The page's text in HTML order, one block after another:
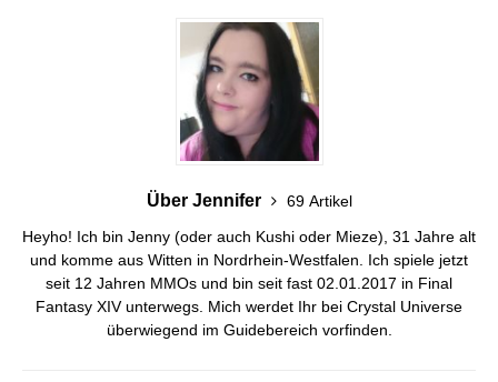
Über Jennifer
69 Artikel
Heyho! Ich bin Jenny (oder auch Kushi oder Mieze), 31 Jahre alt
und komme aus Witten in Nordrhein-Westfalen. Ich spiele jetzt
seit 12 Jahren MMOs und bin seit fast 02.01.2017 in Final
Fantasy XIV unterwegs. Mich werdet Ihr bei Crystal Universe
überwiegend im Guidebereich vorfinden.